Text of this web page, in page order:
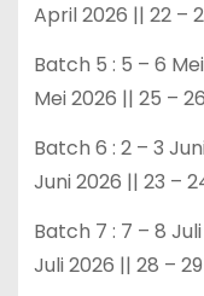
April 2026 || 22 –
Batch 5 : 5 – 6
Mei 2026 || 25 –
Batch 6 : 2 – 3
Juni 2026 || 23 –
Batch 7 : 7 – 8
Juli 2026 || 28 –